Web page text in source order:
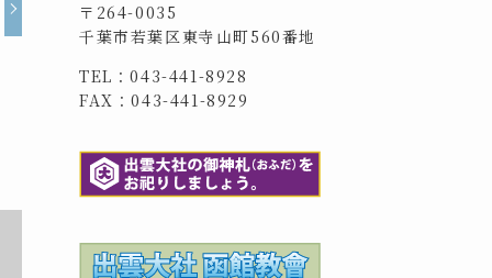
〒264-0035
千葉市若葉区東寺山町560番地
TEL：043-441-8928
FAX：043-441-8929